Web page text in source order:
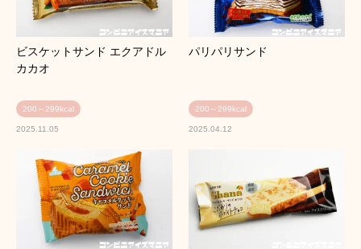
ビスケットサンド エクアドル
カカオ
200～299kcal
2025.11.05
パリパリサンド
200～299kcal
2025.04.12